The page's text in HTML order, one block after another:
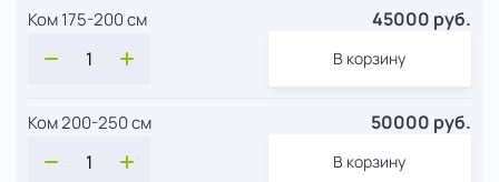
Ком 175-200 см 45000 руб.
В корзину
Ком 200-250 см 50000 руб.
В корзину